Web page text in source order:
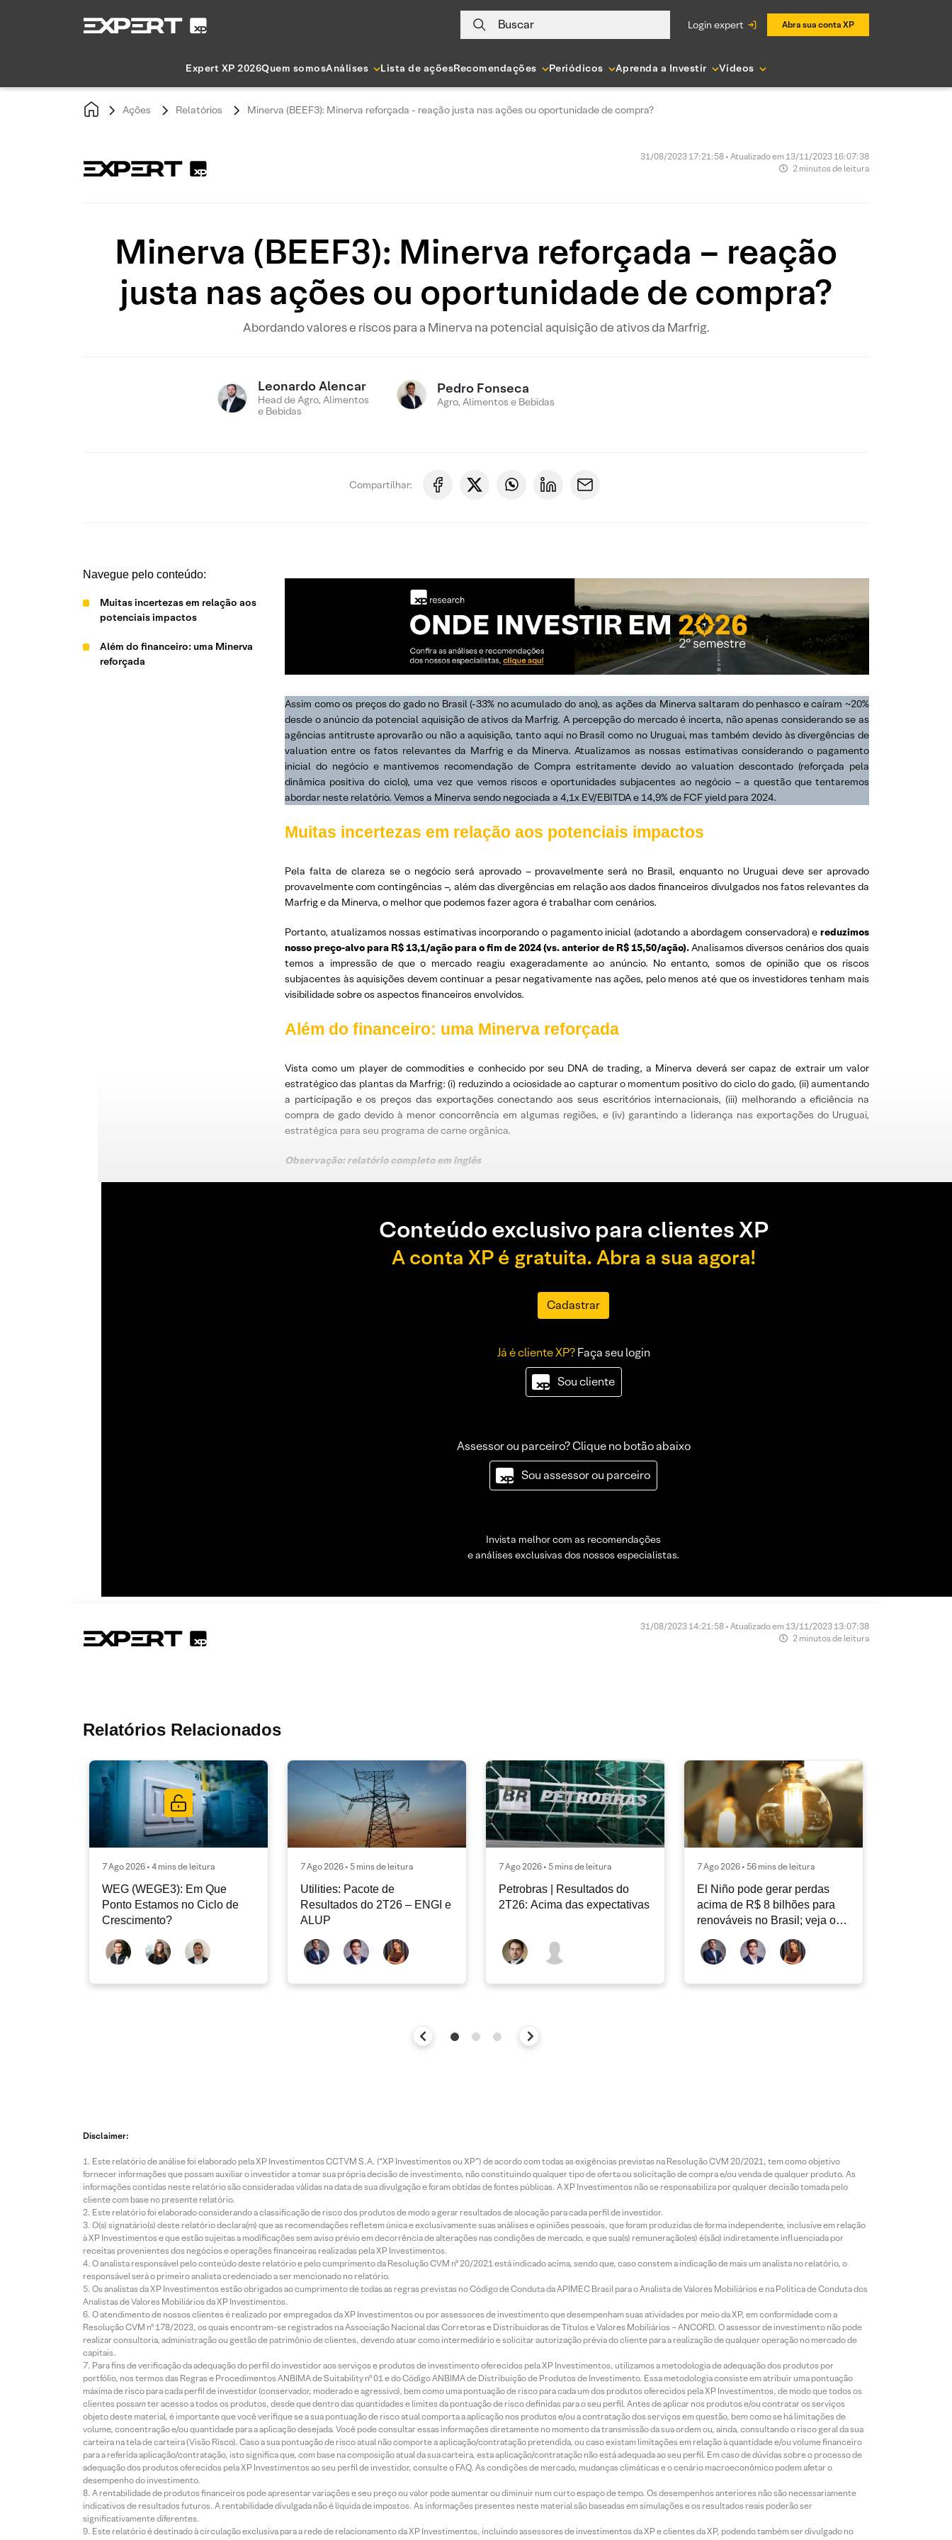
Buscar login expert Abra sua conta XP
Expert XP 2026Quem somosAnálises Lista de açõesRecomendações Periódicos Aprenda a Investir Vídeos
Ações Relatórios Minerva (BEEF3): Minerva reforçada - reação justa nas ações ou oportunidade de compra?
31/08/2023 17:21:58 • Atualizado em 13/11/2023 16:07:38
2 minutos de leitura
Minerva (BEEF3): Minerva reforçada – reação
justa nas ações ou oportunidade de compra?
Abordando valores e riscos para a Minerva na potencial aquisição de ativos da Marfrig.
Leonardo Alencar
Head de Agro, Alimentos
e Bebidas
Pedro Fonseca
Agro, Alimentos e Bebidas
Compartilhar:
Navegue pelo conteúdo:
Muitas incertezas em relação aos
potenciais impactos
Além do financeiro: uma Minerva
reforçada
Assim como os preços do gado no Brasil (-33% no acumulado do ano), as ações da Minerva saltaram do penhasco e caíram ~20%
desde o anúncio da potencial aquisição de ativos da Marfrig. A percepção do mercado é incerta, não apenas considerando se as
agências antitruste aprovarão ou não a aquisição, tanto aqui no Brasil como no Uruguai, mas também devido às divergências de
valuation entre os fatos relevantes da Marfrig e da Minerva. Atualizamos as nossas estimativas considerando o pagamento
inicial do negócio e mantivemos recomendação de Compra estritamente devido ao valuation descontado (reforçada pela
dinâmica positiva do ciclo), uma vez que vemos riscos e oportunidades subjacentes ao negócio – a questão que tentaremos
abordar neste relatório. Vemos a Minerva sendo negociada a 4,1x EV/EBITDA e 14,9% de FCF yield para 2024.
Muitas incertezas em relação aos potenciais impactos
Pela falta de clareza se o negócio será aprovado – provavelmente será no Brasil, enquanto no Uruguai deve ser aprovado
provavelmente com contingências –, além das divergências em relação aos dados financeiros divulgados nos fatos relevantes da
Marfrig e da Minerva, o melhor que podemos fazer agora é trabalhar com cenários.
Portanto, atualizamos nossas estimativas incorporando o pagamento inicial (adotando a abordagem conservadora) e reduzimos
nosso preço-alvo para R$ 13,1/ação para o fim de 2024 (vs. anterior de R$ 15,50/ação).Analisamos diversos cenários dos quais
temos a impressão de que o mercado reagiu exageradamente ao anúncio. No entanto, somos de opinião que os riscos
subjacentes às aquisições devem continuar a pesar negativamente nas ações, pelo menos até que os investidores tenham mais
visibilidade sobre os aspectos financeiros envolvidos.
Além do financeiro: uma Minerva reforçada
Vista como um player de commodities e conhecido por seu DNA de trading, a Minerva deverá ser capaz de extrair um valor
estratégico das plantas da Marfrig: (i) reduzindo a ociosidade ao capturar o momentum positivo do ciclo do gado, (ii) aumentando
a participação e os preços das exportações conectando aos seus escritórios internacionais, (iii) melhorando a eficiência na
compra de gado devido à menor concorrência em algumas regiões, e (iv) garantindo a liderança nas exportações do Uruguai,
estratégica para seu programa de carne orgânica.
Observação: relatório completo em inglês
Conteúdo exclusivo para clientes XP
A conta XP é gratuita. Abra a sua agora!
Cadastrar
Já é cliente XP?Faça seu login
Sou cliente
Assessor ou parceiro? Clique no botão abaixo
Sou assessor ou parceiro
Invista melhor com as recomendações
e análises exclusivas dos nossos especialistas.
31/08/2023 14:21:58 • Atualizado em 13/11/2023 13:07:38
2 minutos de leitura
Relatórios Relacionados
7 Ago 2026 • 4 mins de leitura
WEG (WEGE3): Em Que
Ponto Estamos no Ciclo de
Crescimento?
7 Ago 2026 • 5 mins de leitura
Utilities: Pacote de
Resultados do 2T26 – ENGI e
ALUP
7 Ago 2026 • 5 mins de leitura
Petrobras | Resultados do
2T26: Acima das expectativas
7 Ago 2026 • 56 mins de leitura
El Niño pode gerar perdas
acima de R$ 8 bilhões para
renováveis no Brasil; veja o
Disclaimer:
Este relatório de análise foi elaborado pela XP Investimentos CCTVM S.A. (“XP Investimentos ou XP”) de acordo com todas as exigências previstas na Resolução CVM 20/2021, tem como objetivo
fornecer informações que possam auxiliar o investidor a tomar sua própria decisão de investimento, não constituindo qualquer tipo de oferta ou solicitação de compra e/ou venda de qualquer produto. As
informações contidas neste relatório são consideradas válidas na data de sua divulgação e foram obtidas de fontes públicas. A XP Investimentos não se responsabiliza por qualquer decisão tomada pelo
cliente com base no presente relatório.
Este relatório foi elaborado considerando a classificação de risco dos produtos de modo a gerar resultados de alocação para cada perfil de investidor.
O(s) signatário(s) deste relatório declara(m) que as recomendações refletem única e exclusivamente suas análises e opiniões pessoais, que foram produzidas de forma independente, inclusive em relação
à XP Investimentos e que estão sujeitas a modificações sem aviso prévio em decorrência de alterações nas condições de mercado, e que sua(s) remuneração(es) é(são) indiretamente influenciada por
receitas provenientes dos negócios e operações financeiras realizadas pela XP Investimentos.
O analista responsável pelo conteúdo deste relatório e pelo cumprimento da Resolução CVM nº 20/2021 está indicado acima, sendo que, caso constem a indicação de mais um analista no relatório, o
responsável será o primeiro analista credenciado a ser mencionado no relatório.
Os analistas da XP Investimentos estão obrigados ao cumprimento de todas as regras previstas no Código de Conduta da APIMEC Brasil para o Analista de Valores Mobiliários e na Política de Conduta dos
Analistas de Valores Mobiliários da XP Investimentos.
O atendimento de nossos clientes é realizado por empregados da XP Investimentos ou por assessores de investimento que desempenham suas atividades por meio da XP, em conformidade com a
Resolução CVM nº 178/2023, os quais encontram-se registrados na Associação Nacional das Corretoras e Distribuidoras de Títulos e Valores Mobiliários – ANCORD. O assessor de investimento não pode
realizar consultoria, administração ou gestão de patrimônio de clientes, devendo atuar como intermediário e solicitar autorização prévia do cliente para a realização de qualquer operação no mercado de
capitais.
Para fins de verificação da adequação do perfil do investidor aos serviços e produtos de investimento oferecidos pela XP Investimentos, utilizamos a metodologia de adequação dos produtos por
portfólio, nos termos das Regras e Procedimentos ANBIMA de Suitability nº 01 e do Código ANBIMA de Distribuição de Produtos de Investimento. Essa metodologia consiste em atribuir uma pontuação
máxima de risco para cada perfil de investidor (conservador, moderado e agressivo), bem como uma pontuação de risco para cada um dos produtos oferecidos pela XP Investimentos, de modo que todos os
clientes possam ter acesso a todos os produtos, desde que dentro das quantidades e limites da pontuação de risco definidas para o seu perfil. Antes de aplicar nos produtos e/ou contratar os serviços
objeto deste material, é importante que você verifique se a sua pontuação de risco atual comporta a aplicação nos produtos e/ou a contratação dos serviços em questão, bem como se há limitações de
volume, concentração e/ou quantidade para a aplicação desejada. Você pode consultar essas informações diretamente no momento da transmissão da sua ordem ou, ainda, consultando o risco geral da sua
carteira na tela de carteira (Visão Risco). Caso a sua pontuação de risco atual não comporte a aplicação/contratação pretendida, ou caso existam limitações em relação à quantidade e/ou volume financeiro
para a referida aplicação/contratação, isto significa que, com base na composição atual da sua carteira, esta aplicação/contratação não está adequada ao seu perfil. Em caso de dúvidas sobre o processo de
adequação dos produtos oferecidos pela XP Investimentos ao seu perfil de investidor, consulte o FAQ. As condições de mercado, mudanças climáticas e o cenário macroeconômico podem afetar o
desempenho do investimento.
A rentabilidade de produtos financeiros pode apresentar variações e seu preço ou valor pode aumentar ou diminuir num curto espaço de tempo. Os desempenhos anteriores não são necessariamente
indicativos de resultados futuros. A rentabilidade divulgada não é líquida de impostos. As informações presentes neste material são baseadas em simulações e os resultados reais poderão ser
significativamente diferentes.
Este relatório é destinado à circulação exclusiva para a rede de relacionamento da XP Investimentos, incluindo assessores de investimentos da XP e clientes da XP, podendo também ser divulgado no